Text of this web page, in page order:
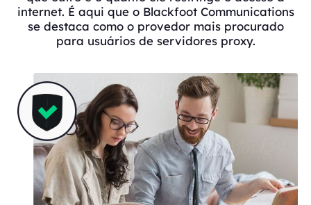
internet. É aqui que o Blackfoot Communications
se destaca como o provedor mais procurado
para usuários de servidores proxy.